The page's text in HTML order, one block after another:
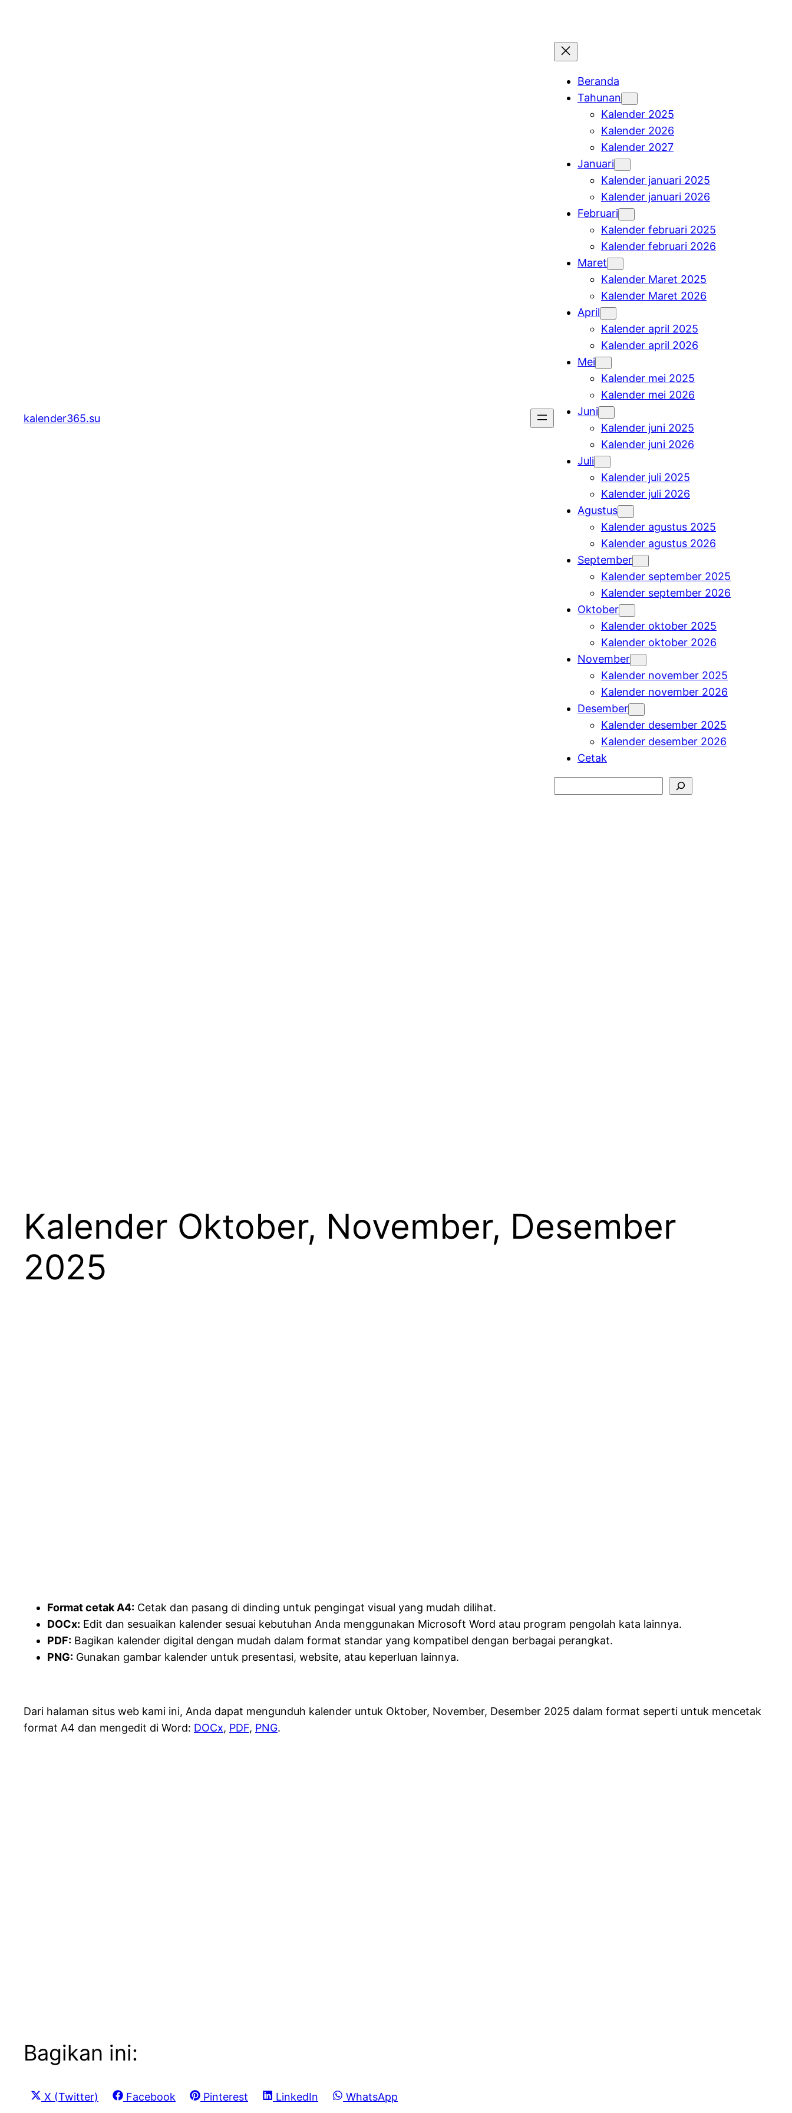
kalender365.su
Beranda
Tahunan
Kalender 2025
Kalender 2026
Kalender 2027
Januari
Kalender januari 2025
Kalender januari 2026
Februari
Kalender februari 2025
Kalender februari 2026
Maret
Kalender Maret 2025
Kalender Maret 2026
April
Kalender april 2025
Kalender april 2026
Mei
Kalender mei 2025
Kalender mei 2026
Juni
Kalender juni 2025
Kalender juni 2026
Juli
Kalender juli 2025
Kalender juli 2026
Agustus
Kalender agustus 2025
Kalender agustus 2026
September
Kalender september 2025
Kalender september 2026
Oktober
Kalender oktober 2025
Kalender oktober 2026
November
Kalender november 2025
Kalender november 2026
Desember
Kalender desember 2025
Kalender desember 2026
Cetak
Kalender Oktober, November, Desember
2025
Format cetak A4: Cetak dan pasang di dinding untuk pengingat visual yang mudah dilihat.
DOCx: Edit dan sesuaikan kalender sesuai kebutuhan Anda menggunakan Microsoft Word atau program pengolah kata lainnya.
PDF: Bagikan kalender digital dengan mudah dalam format standar yang kompatibel dengan berbagai perangkat.
PNG: Gunakan gambar kalender untuk presentasi, website, atau keperluan lainnya.
Dari halaman situs web kami ini, Anda dapat mengunduh kalender untuk Oktober, November, Desember 2025 dalam format seperti untuk mencetak
format A4 dan mengedit di Word: DOCx, PDF, PNG.
Bagikan ini:
Share
X (Twitter)
Share
Facebook
Share
Pinterest
Share
LinkedIn
Share
WhatsApp